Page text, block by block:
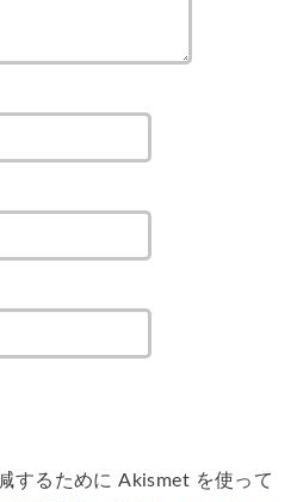
するために Akismet を使って